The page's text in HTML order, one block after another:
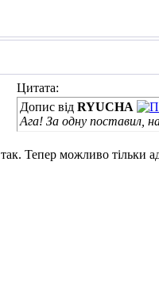
Цитата:
Допис від RYUCHA
Ага! За одну поставил,
так. Тепер можливо тільки